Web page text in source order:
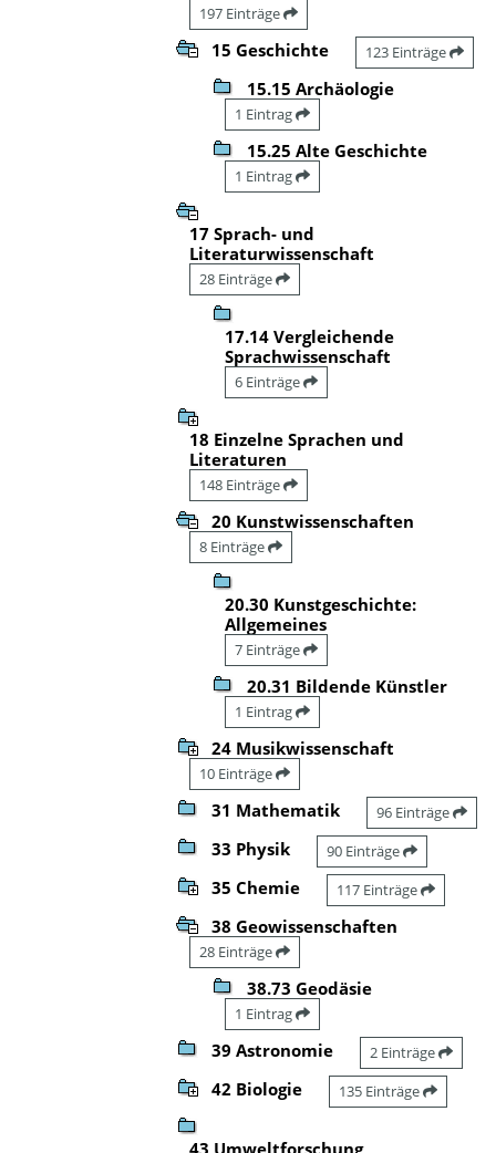
197 Einträge
15 Geschichte 123 Einträge
15.15 Archäologie
1 Eintrag
15.25 Alte Geschichte
1 Eintrag
17 Sprach- und
Literaturwissenschaft
28 Einträge
17.14 Vergleichende
Sprachwissenschaft
6 Einträge
18 Einzelne Sprachen und
Literaturen
148 Einträge
20 Kunstwissenschaften
8 Einträge
20.30 Kunstgeschichte:
Allgemeines
7 Einträge
20.31 Bildende Künstler
1 Eintrag
24 Musikwissenschaft
10 Einträge
31 Mathematik 96 Einträge
33 Physik 90 Einträge
35 Chemie 117 Einträge
38 Geowissenschaften
28 Einträge
38.73 Geodäsie
1 Eintrag
39 Astronomie 2 Einträge
42 Biologie 135 Einträge
43 Umweltforschung,